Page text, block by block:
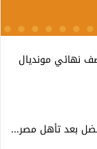
نهائي مونديال
بعد تأهل مصر...